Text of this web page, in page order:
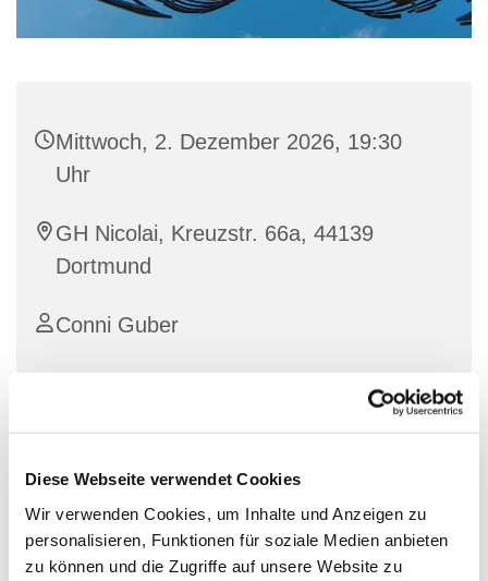
Diese Webseite verwendet Cookies
Wir verwenden Cookies, um Inhalte und Anzeigen zu
personalisieren, Funktionen für soziale Medien anbieten
zu können und die Zugriffe auf unsere Website zu
Mittwoch, 2. Dezember 2026, 19:30
Uhr
GH Nicolai, Kreuzstr. 66a, 44139
Dortmund
Conni Guber